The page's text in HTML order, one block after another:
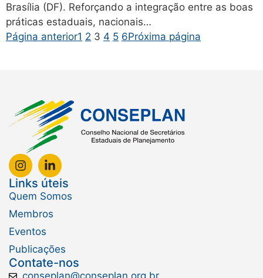
Brasília (DF). Reforçando a integração entre as boas
práticas estaduais, nacionais…
Página anterior1 2 3 4 5 6Próxima página
Links úteis
Quem Somos
Membros
Eventos
Publicações
Contate-nos